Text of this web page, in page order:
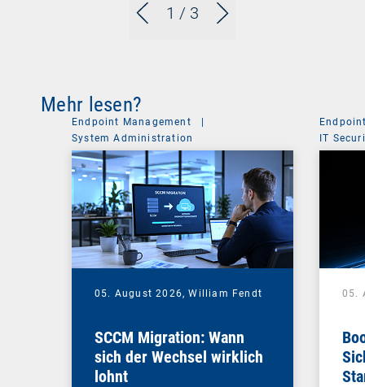
1 / 3
Mehr lesen?
Endpoint Management
System Administration
05. August 2026,William Fendt
SCCM Migration: Wann
sich der Wechsel wirklich
lohnt
IT
05.